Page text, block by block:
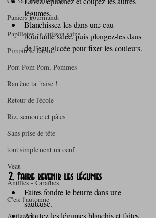
Paniers gourmands
Papillotes, la cuisson saine
Pimpin le Lapin
Pom Pom Pom, Pommes
Ramène ta fraise !
Retour de l'école
Riz, semoule et pâtes
Sans prise de tête
tout simplement un oeuf
Veau
Antilles - Caraïbes
C'est l'automne
Antigaspi
légumes.
Blanchissez-les dans une eau
bouillante salée, puis plongez-les dans
de l’eau glacée pour fixer les couleurs.
2. Faire revenir les légumes
Faites fondre le beurre dans une
sauteuse.
Ajoutez les légumes blanchis et faites-